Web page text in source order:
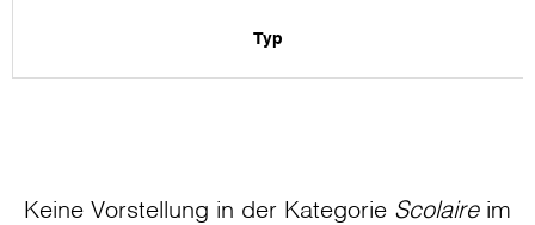
Typ
Keine Vorstellung in der Kategorie Scolaireim